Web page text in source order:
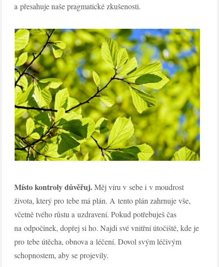
a přesahuje naše pragmatické zkušenosti.
Místo kontroly důvěřuj.Měj víru v sebe i v moudrost
života, který pro tebe má plán. A tento plán zahrnuje vše,
včetně tvého růstu a uzdravení. Pokud potřebuješ čas
na odpočinek, dopřej si ho. Najdi své vnitřní útočiště, kde je
pro tebe útěcha, obnova a léčení. Dovol svým léčivým
schopnostem, aby se projevily.